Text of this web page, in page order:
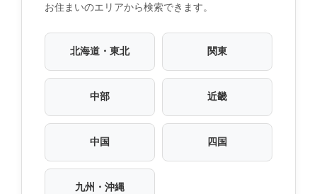
お住まいのエリアから検索できます。
北海道・東北 関東
中部 近畿
中国 四国
九州・沖縄